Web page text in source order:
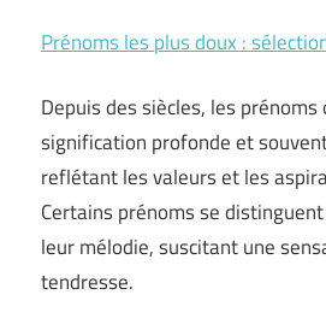
Prénoms les plus doux :
Depuis des siècles, les prénoms
signification profonde et
reflétant les valeurs et les
Certains prénoms se
leur mélodie, suscitant une
tendresse.